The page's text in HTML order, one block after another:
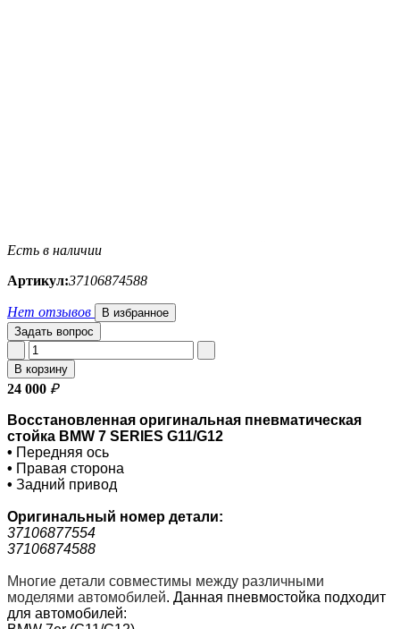
Есть в наличии
Артикул:37106874588
Нет отзывов
В избранное
Задать вопрос
В корзину
24 000 ₽
Восстановленная оригинальная пневматическая
стойка BMW 7 SERIES G11/G12
• Передняя ось
• Правая сторона
• Задний привод
Оригинальный номер детали:
37106877554
37106874588
Многие детали совместимы между различными
моделями автомобилей. Данная пневмостойка подходит
для автомобилей: